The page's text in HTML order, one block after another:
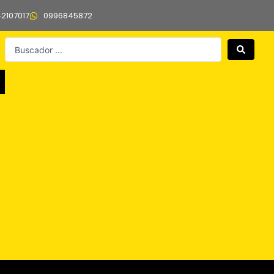
0996845872
Search